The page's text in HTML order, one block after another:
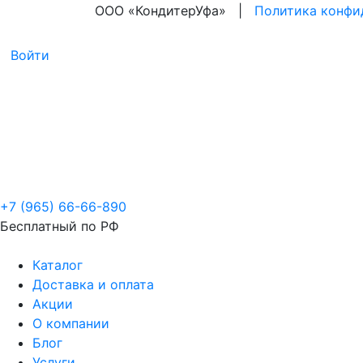
ООО «КондитерУфа» | Политика
Войти
+7 (965) 66-66-890
Бесплатный по РФ
Каталог
Доставка и оплата
Акции
О компании
Блог